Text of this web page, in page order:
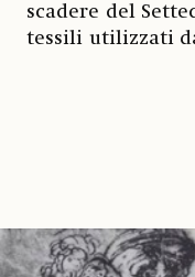
scadere del
tessili utilizzati